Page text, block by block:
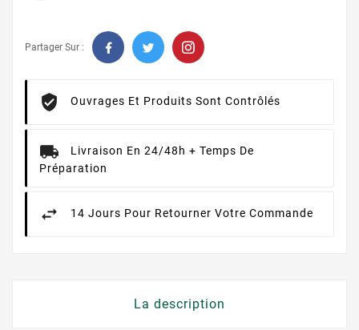
Partager Sur :
Ouvrages Et Produits Sont Contrôlés
Livraison En 24/48h + Temps De
Préparation
14 Jours Pour Retourner Votre Commande
La description